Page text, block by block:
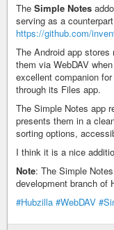
The Simple Notes
serving as a
https://github.com/
The Android app
them via WebDAV
excellent companion
through its Files app.
The Simple Notes app
presents them in a
sorting options,
I think it is a nice
Note: The Simple
development branch of
#Hubzilla #WebDAV